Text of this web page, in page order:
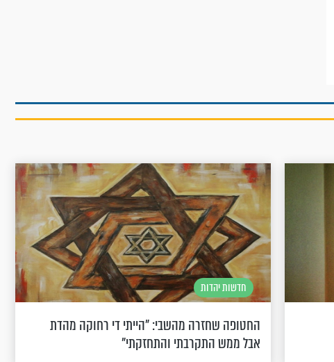
חדשות יהדות
החטופה שחזרה מהשבי: "הייתי די רחוקה מהדת
אבל ממש התקרבתי והתחזקתי"